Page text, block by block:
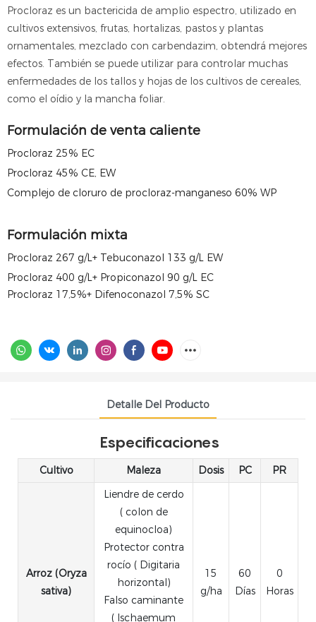
Procloraz es un bactericida de amplio espectro, utilizado en
cultivos extensivos, frutas, hortalizas, pastos y plantas
ornamentales, mezclado con carbendazim, obtendrá mejores
efectos. También se puede utilizar para controlar muchas
enfermedades de los tallos y hojas de los cultivos de cereales,
como el oídio y la mancha foliar.
Formulación de venta caliente
Procloraz 25% EC
Procloraz 45% CE, EW
Complejo de cloruro de procloraz-manganeso 60% WP
Formulación mixta
Procloraz 267 g/L+ Tebuconazol 133 g/L EW
Procloraz 400 g/L+ Propiconazol 90 g/L EC
Procloraz 17,5%+ Difenoconazol 7,5% SC
Detalle Del Producto
Especificaciones
Cultivo Maleza Dosis PC PR
Arroz (Oryza
sativa)
Liendre de cerdo
( colon de
equinocloa)
Protector contra
rocío ( Digitaria
horizontal)
Falso caminante
( Ischaemum
15
g/ha
60
Días
0
Horas